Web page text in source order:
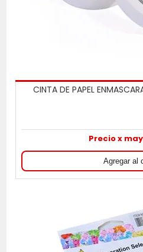
CINTA DE PAPEL
Precio x